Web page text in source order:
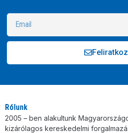
Rólunk
2005 – ben alakultunk
kizárólagos kereskedelmi